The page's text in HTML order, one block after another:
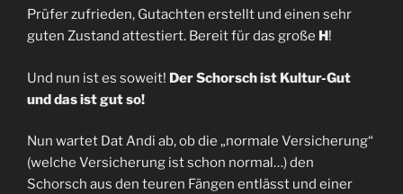
Prüfer zufrieden, Gutachten erstellt und einen sehr
guten Zustand attestiert. Bereit für das große H !
Und nun ist es soweit! Der Schorsch ist Kultur-Gut
und das ist gut so!
Nun wartet Dat Andi ab, ob die „normale Versicherung“
(welche Versicherung ist schon normal…) den
Schorsch aus den teuren Fängen entlässt und einer